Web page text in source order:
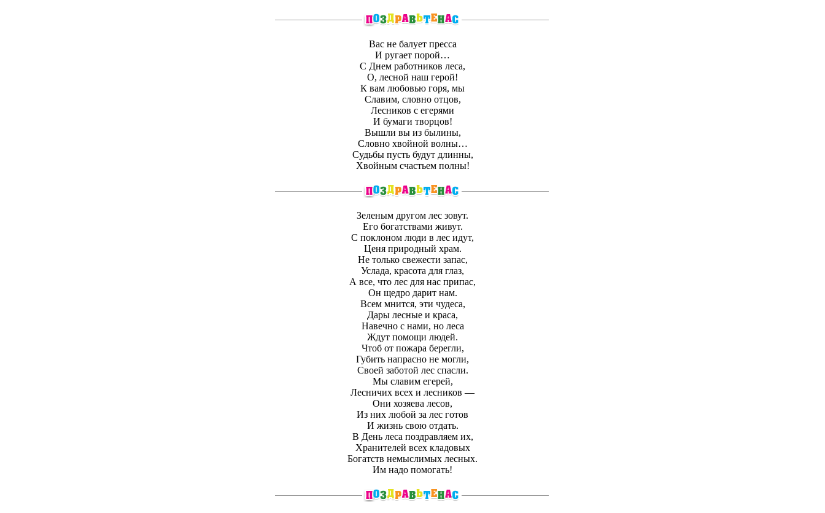
Вас не балует пресса
И ругает порой…
С Днем работников леса,
О, лесной наш герой!
К вам любовью горя, мы
Славим, словно отцов,
Лесников с егерями
И бумаги творцов!
Вышли вы из былины,
Словно хвойной волны…
Судьбы пусть будут длинны,
Хвойным счастьем полны!
Зеленым другом лес зовут.
Его богатствами живут.
С поклоном люди в лес идут,
Ценя природный храм.
Не только свежести запас,
Услада, красота для глаз,
А все, что лес для нас припас,
Он щедро дарит нам.
Всем мнится, эти чудеса,
Дары лесные и краса,
Навечно с нами, но леса
Ждут помощи людей.
Чтоб от пожара берегли,
Губить напрасно не могли,
Своей заботой лес спасли.
Мы славим егерей,
Лесничих всех и лесников —
Они хозяева лесов,
Из них любой за лес готов
И жизнь свою отдать.
В День леса поздравляем их,
Хранителей всех кладовых
Богатств немыслимых лесных.
Им надо помогать!